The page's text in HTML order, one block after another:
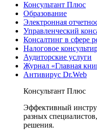
Консультант Плюс
Образование
Электронная
Управленческий
Консалтинг в сфере
Налоговое
Аудиторские услуги
Журнал «Главная
Антивирус Dr.Web
Консультант Плюс
Эффективный
разных
решения.